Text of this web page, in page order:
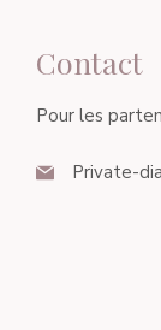
Contact
Pour les
Private-